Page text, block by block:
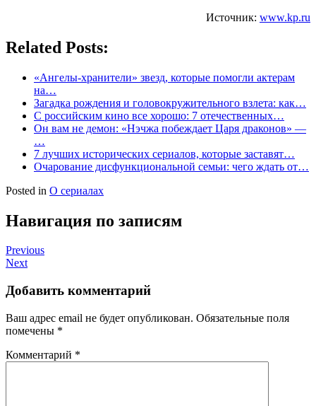
Источник: www.kp.ru
Related Posts:
«Ангелы-хранители» звезд, которые помогли актерам
на…
Загадка рождения и головокружительного взлета: как…
С российским кино все хорошо: 7 отечественных…
Он вам не демон: «Нэчжа побеждает Царя драконов» —
…
7 лучших исторических сериалов, которые заставят…
Очарование дисфункциональной семьи: чего ждать от…
Posted in О сериалах
Навигация по записям
Previous
Next
Добавить комментарий
Ваш адрес email не будет опубликован. Обязательные поля
помечены *
Комментарий *